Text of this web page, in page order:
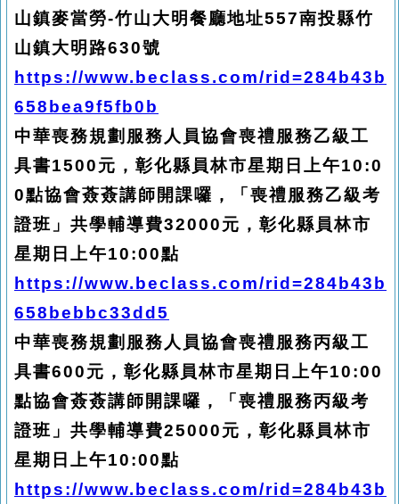
山鎮麥當勞-竹山大明餐廳地址557南投縣竹
山鎮大明路630號
https://www.beclass.com/rid=284b43b
658bea9f5fb0b
中華喪務規劃服務人員協會喪禮服務乙級工
具書1500元，彰化縣員林市星期日上午10:0
0點協會薟薟講師開課囉，「喪禮服務乙級考
證班」共學輔導費32000元，彰化縣員林市
星期日上午10:00點
https://www.beclass.com/rid=284b43b
658bebbc33dd5
中華喪務規劃服務人員協會喪禮服務丙級工
具書600元，彰化縣員林市星期日上午10:00
點協會薟薟講師開課囉，「喪禮服務丙級考
證班」共學輔導費25000元，彰化縣員林市
星期日上午10:00點
https://www.beclass.com/rid=284b43b